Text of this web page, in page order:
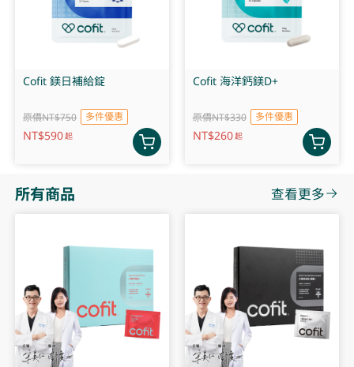
Cofit 鎂日補給錠
原價NT$750 多件優惠
NT$590起
Cofit 海洋鈣鎂D+
原價NT$330 多件優惠
NT$260起
所有商品 查看更多